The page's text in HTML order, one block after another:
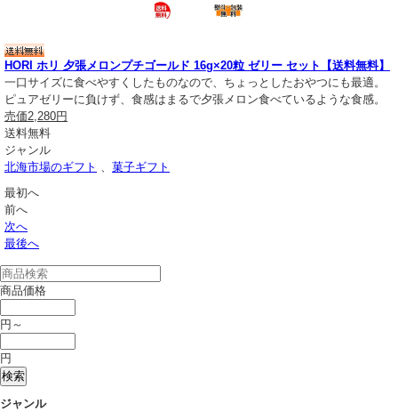
HORI ホリ 夕張メロンプチゴールド 16g×20粒 ゼリー セット【送料無料】
一口サイズに食べやすくしたものなので、ちょっとしたおやつにも最適。
ピュアゼリーに負けず、食感はまるで夕張メロン食べているような食感。
売価2,280円
送料無料
ジャンル
北海市場のギフト
菓子ギフト
最初へ
前へ
次へ
最後へ
商品価格
円～
円
ジャンル